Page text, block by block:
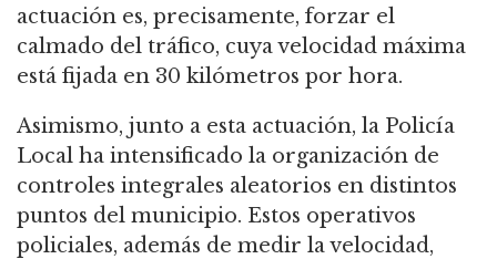
actuación es, precisamente, forzar el
calmado del tráfico, cuya velocidad máxima
está fijada en 30 kilómetros por hora.
Asimismo, junto a esta actuación, la Policía
Local ha intensificado la organización de
controles integrales aleatorios en distintos
puntos del municipio. Estos operativos
policiales, además de medir la velocidad,